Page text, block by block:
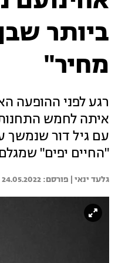
ביותר
מחיר"
רגע לפני ההופעה
עם גיל דור שנמשך
"החיים יפים"
גלעד ינאי | 24.05.2022